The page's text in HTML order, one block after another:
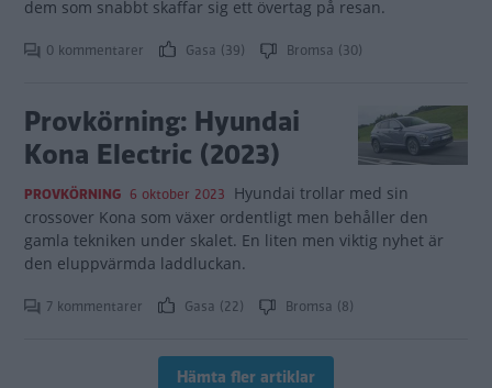
dem som snabbt skaffar sig ett övertag på resan.
0 kommentarer Gasa (39) Bromsa (30)
Provkörning: Hyundai
Kona Electric (2023)
PROVKÖRNING 6 oktober 2023 Hyundai trollar med sin
crossover Kona som växer ordentligt men behåller den
gamla tekniken under skalet. En liten men viktig nyhet är
den eluppvärmda laddluckan.
7 kommentarer Gasa (22) Bromsa (8)
Hämta fler artiklar